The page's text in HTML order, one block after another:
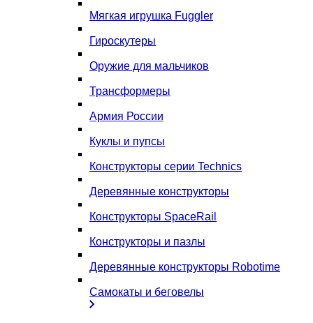
Мягкая игрушка Fuggler
Гироскутеры
Оружие для мальчиков
Трансформеры
Армия России
Куклы и пупсы
Конструкторы серии Technics
Деревянные конструкторы
Конструкторы SpaceRail
Конструкторы и пазлы
Деревянные конструкторы Robotime
Самокаты и беговелы